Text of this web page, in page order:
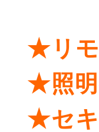
★リモ
★照明
★セキ